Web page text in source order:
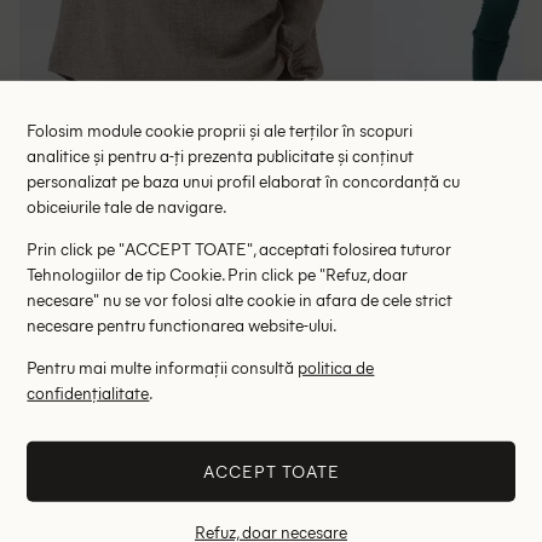
Bluza Bon a Parte, galben
87.00 lei
RRP: 199.00 lei
L
Altii au fost interesati de
Folosim module cookie proprii și ale terților în scopuri
analitice și pentru a-ți prezenta publicitate și conținut
personalizat pe baza unui profil elaborat în concordanță cu
obiceiurile tale de navigare.
Prin click pe "ACCEPT TOATE", acceptati folosirea tuturor
Tehnologiilor de tip Cookie. Prin click pe "Refuz, doar
necesare" nu se vor folosi alte cookie in afara de cele strict
necesare pentru functionarea website-ului.
Pentru mai multe informații consultă politica de
confidențialitate.
ACCEPT TOATE
Refuz, doar necesare